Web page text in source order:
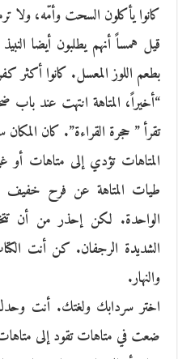
كانوا يأكلون السحت وأمّه، ولا
قيل همساً أنهم يطلبون أيضا
بطعم اللوز المعسل. كانوا أكثر
“أخيراً، المتاهة انتهت عند
تقرأ ” حجرة القراءة”. كان المكان
المتاهات تؤدي إلى متاهات
طيات المتاهة عن فرح خفيف
الواحدة. لكن إحذر من أن
الشديدة الرجفان. كن أنت
والنهار.
اختر سردابك ولغتك. أنت
ضعت في متاهات تقود إلى